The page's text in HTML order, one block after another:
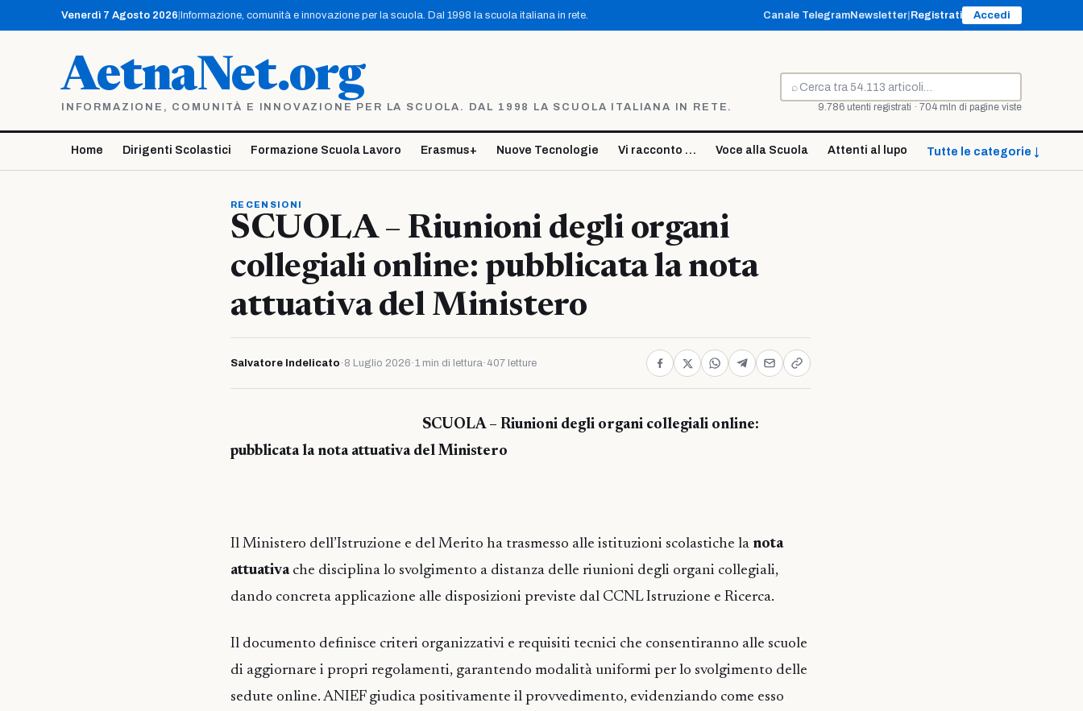
contenuto
Venerdì 7 Agosto 2026 Informazione, comunità e innovazione per la scuola. Dal 1998 la scuola italiana in rete. Canale TelegramNewsletter Registrati Accedi
AetnaNet.org
INFORMAZIONE, COMUNITÀ E INNOVAZIONE PER LA SCUOLA. DAL 1998 LA SCUOLA ITALIANA IN RETE.
⌕
Cerca
9.786 utenti registrati · 704 mln di pagine viste
Home Dirigenti Scolastici Formazione Scuola Lavoro Erasmus+ Nuove Tecnologie Vi racconto … Voce alla Scuola Attenti al lupo Tutte le categorie ↓
RECENSIONI
SCUOLA – Riunioni degli organi
collegiali online: pubblicata la nota
attuativa del Ministero
Salvatore Indelicato · 8 Luglio 2026 ·1 min di lettura· 407 letture
SCUOLA – Riunioni degli organi collegiali online:
pubblicata la nota attuativa del Ministero
Il Ministero dell’Istruzione e del Merito ha trasmesso alle istituzioni scolastiche la nota
attuativache disciplina lo svolgimento a distanza delle riunioni degli organi collegiali,
dando concreta applicazione alle disposizioni previste dal CCNL Istruzione e Ricerca.
Il documento definisce criteri organizzativi e requisiti tecnici che consentiranno alle scuole
di aggiornare i propri regolamenti, garantendo modalità uniformi per lo svolgimento delle
sedute online. ANIEF giudica positivamente il provvedimento, evidenziando come esso